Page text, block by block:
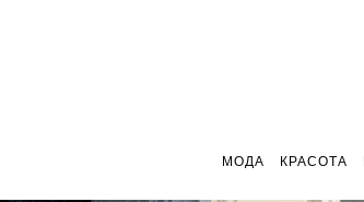
МОДА КРАСОТА